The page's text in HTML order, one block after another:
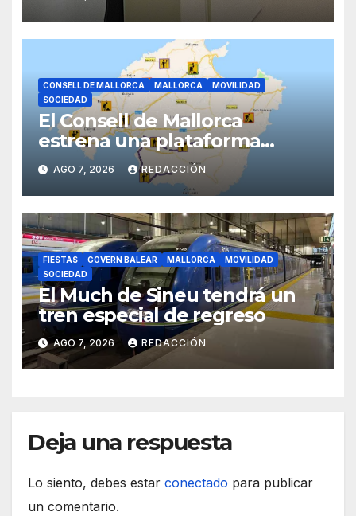
Galmés
CONSELL DE MALLORCA MALLORCA
MOVILIDAD
SOCIEDAD
El Consell de Mallorca
estrena una plataforma
inteligente de incidencias
viarias en tiempo real
AGO 7, 2026 REDACCIÓN
FIESTAS GOVERN BALEAR MALLORCA
MOVILIDAD
SOCIEDAD
El Much de Sineu tendrá un
tren especial de regreso
AGO 7, 2026 REDACCIÓN
Deja una respuesta
Lo siento, debes estar conectado para publicar
un comentario.